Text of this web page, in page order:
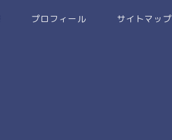
プロフィール サイトマップ